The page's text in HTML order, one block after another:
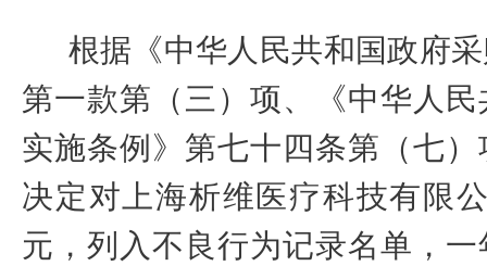
根据《中华人民共和国政府
第一款第（三）项、
《中华人
实施条例 》 第七十四条第（七）
决定对 上海析维医疗科技有限
元 ，列入不良行为记录名单，